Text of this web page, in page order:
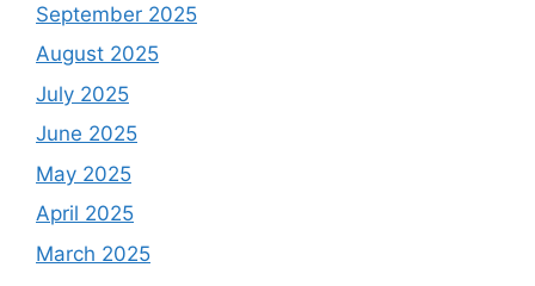
September 2025
August 2025
July 2025
June 2025
May 2025
April 2025
March 2025